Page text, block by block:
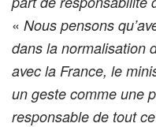
« Nous pensons
dans la normalisation
avec la France, le
un geste comme une
responsable de tout